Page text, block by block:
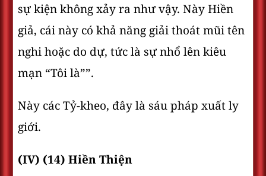
sự kiện không xảy ra như vậy. Này Hiền
giả, cái này có khả năng giải thoát mũi tên
nghi hoặc do dự, tức là sự nhổ lên kiêu
mạn “Tôi là””.
Này các Tỷ-kheo, đây là sáu pháp xuất ly
giới.
(IV) (14) Hiền Thiện